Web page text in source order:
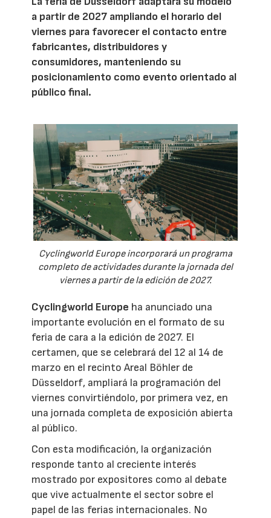
a partir de 2027 ampliando el horario del
viernes para favorecer el contacto entre
fabricantes, distribuidores y
consumidores, manteniendo su
posicionamiento como evento orientado al
público final.
Cyclingworld Europe incorporará un programa
completo de actividades durante la jornada del
viernes a partir de la edición de 2027.
Cyclingworld Europe ha anunciado una
importante evolución en el formato de su
feria de cara a la edición de 2027. El
certamen, que se celebrará del 12 al 14 de
marzo en el recinto Areal Böhler de
Düsseldorf, ampliará la programación del
viernes convirtiéndolo, por primera vez, en
una jornada completa de exposición abierta
al público.
Con esta modificación, la organización
responde tanto al creciente interés
mostrado por expositores como al debate
que vive actualmente el sector sobre el
papel de las ferias internacionales. No